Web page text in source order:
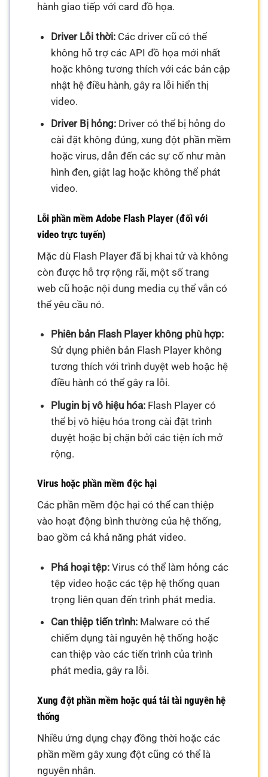
hành giao tiếp với card đồ họa.
Driver Lỗi thời:Các driver cũ có thể
không hỗ trợ các API đồ họa mới nhất
hoặc không tương thích với các bản cập
nhật hệ điều hành, gây ra lỗi hiển thị
video.
Driver Bị hỏng:Driver có thể bị hỏng do
cài đặt không đúng, xung đột phần mềm
hoặc virus, dẫn đến các sự cố như màn
hình đen, giật lag hoặc không thể phát
video.
Lỗi phần mềm Adobe Flash Player (đối với
video trực tuyến)
Mặc dù Flash Player đã bị khai tử và không
còn được hỗ trợ rộng rãi, một số trang
web cũ hoặc nội dung media cụ thể vẫn có
thể yêu cầu nó.
Phiên bản Flash Player không phù hợp:
Sử dụng phiên bản Flash Player không
tương thích với trình duyệt web hoặc hệ
điều hành có thể gây ra lỗi.
Plugin bị vô hiệu hóa:Flash Player có
thể bị vô hiệu hóa trong cài đặt trình
duyệt hoặc bị chặn bởi các tiện ích mở
rộng.
Virus hoặc phần mềm độc hại
Các phần mềm độc hại có thể can thiệp
vào hoạt động bình thường của hệ thống,
bao gồm cả khả năng phát video.
Phá hoại tệp:Virus có thể làm hỏng các
tệp video hoặc các tệp hệ thống quan
trọng liên quan đến trình phát media.
Can thiệp tiến trình:Malware có thể
chiếm dụng tài nguyên hệ thống hoặc
can thiệp vào các tiến trình của trình
phát media, gây ra lỗi.
Xung đột phần mềm hoặc quá tải tài nguyên hệ
thống
Nhiều ứng dụng chạy đồng thời hoặc các
phần mềm gây xung đột cũng có thể là
nguyên nhân.